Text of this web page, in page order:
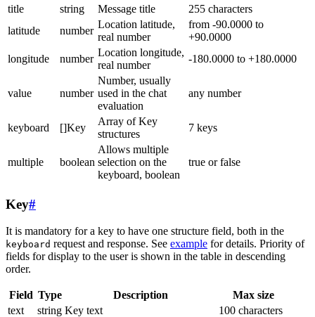
title
string Message title
255 characters
latitude
number
Location latitude,
real number
from -90.0000 to
+90.0000
longitude
number
Location longitude,
real number
-180.0000 to +180.0000
value number
Number, usually
used in the chat
evaluation
any number
keyboard []Key
Array of Key
structures
7 keys
multiple boolean
Allows multiple
selection on the
keyboard, boolean
true or false
Key#
It is mandatory for a key to have one structure field, both in the
keyboard request and response. See example for details. Priority of
fields for display to the user is shown in the table in descending
order.
Field Type Description
Max size
text
string Key text
100 characters